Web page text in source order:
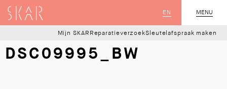
MENU
SLUIT
EN
SKAR
Mijn SKAR ReparatieverzoekSleutelafspraak maken
DSC09995_BW